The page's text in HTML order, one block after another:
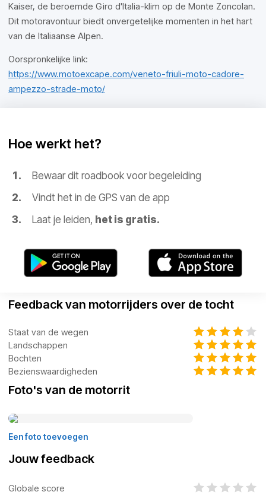
Kaiser, de beroemde Giro d'Italia-klim op de Monte Zoncolan.
Dit motoravontuur biedt onvergetelijke momenten in het hart
van de Italiaanse Alpen.
Oorspronkelijke link:
https://www.motoexcape.com/veneto-friuli-moto-cadore-
ampezzo-strade-moto/
Hoe werkt het?
Bewaar dit roadbook voor begeleiding
Vindt het in de GPS van de app
Laat je leiden, het is gratis.
Feedback van motorrijders over de tocht
Staat van de wegen
Landschappen
Bochten
Bezienswaardigheden
Foto's van de motorrit
Een foto toevoegen
Jouw feedback
Globale score